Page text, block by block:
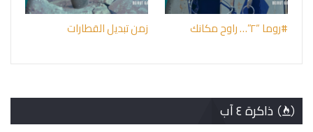
#روما “٢”… راوح مكانك زمن تبديل القطارات
ذاكرة ٤ آب